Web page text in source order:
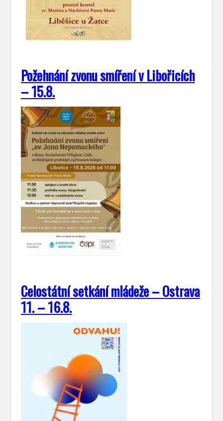
Požehnání zvonu smíření v Libořicích
– 15.8.
Celostátní setkání mládeže – Ostrava
11. – 16.8.